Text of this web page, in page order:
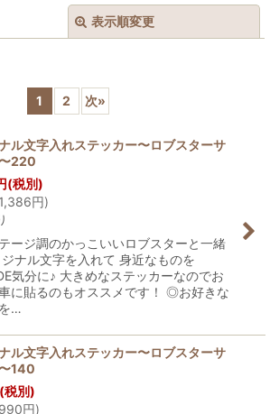
表示順変更
絞り込む
1 2 次»
ル文字入れステッカー〜ロブスターサ
220
(税別)
1,386円)
ージ調のかっこいいロブスターと一緒
ナル文字を入れて 身近なものを
気分に♪ 大きめなステッカーなのでお
に貼るのもオススメです！ ◎お好きな
…
ル文字入れステッカー〜ロブスターサ
140
(税別)
990円)